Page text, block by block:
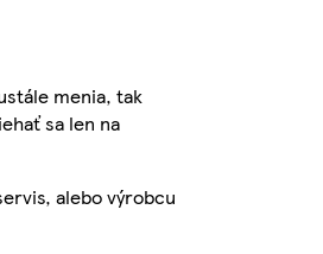
menia, tak
sa len na
alebo výrobcu